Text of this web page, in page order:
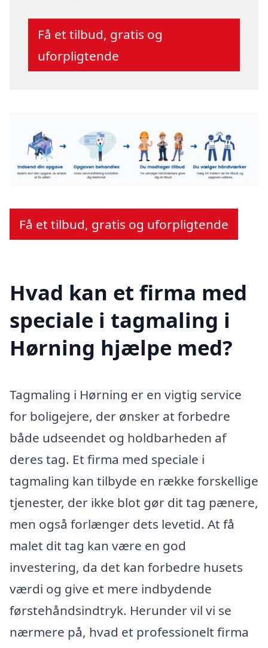
Få et tilbud, gratis og
uforpligtende
Få et tilbud, gratis og uforpligtende
Hvad kan et firma med
speciale i tagmaling i
Hørning hjælpe med?
Tagmaling i Hørning er en vigtig service
for boligejere, der ønsker at forbedre
både udseendet og holdbarheden af
deres tag. Et firma med speciale i
tagmaling kan tilbyde en række forskellige
tjenester, der ikke blot gør dit tag pænere,
men også forlænger dets levetid. At få
malet dit tag kan være en god
investering, da det kan forbedre husets
værdi og give et mere indbydende
førstehåndsindtryk. Herunder vil vi se
nærmere på, hvad et professionelt firma